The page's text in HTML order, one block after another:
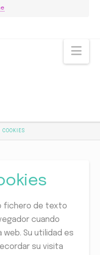
COOKIES
fichero de texto
cuando
Su utilidad es
su visita